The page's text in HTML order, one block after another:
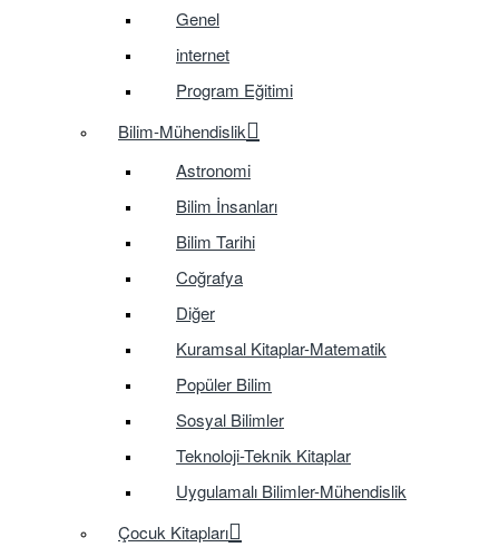
Genel
internet
Program Eğitimi
Bilim-Mühendislik
Astronomi
Bilim İnsanları
Bilim Tarihi
Coğrafya
Diğer
Kuramsal Kitaplar-Matematik
Popüler Bilim
Sosyal Bilimler
Teknoloji-Teknik Kitaplar
Uygulamalı Bilimler-Mühendislik
Çocuk Kitapları